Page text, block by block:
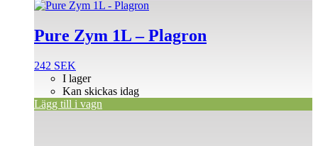
Pure Zym 1L – Plagron
242 SEK
I lager
Kan skickas idag
Lägg till i vagn